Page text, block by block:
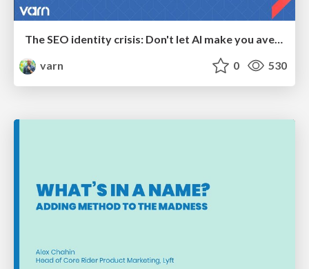
The SEO identity crisis: Don't let AI make you average
varn
0 530